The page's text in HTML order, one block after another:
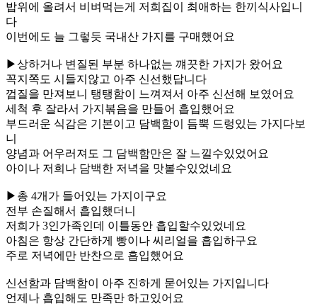
밥위에 올려서 비벼먹는게 저희집이 최애하는 한끼식사입니
다
이번에도 늘 그렇듯 국내산 가지를 구매했어요
▶상하거나 변질된 부분 하나없는 꺠끗한 가지가 왔어요
꼭지쪽도 시들지않고 아주 신선했답니다
껍질을 만져보니 탱탱함이 느껴져서 아주 신선해 보였어요
세척 후 잘라서 가지볶음을 만들어 흡입했어요
부드러운 식감은 기본이고 담백함이 듬뿍 드렁있는 가지다보
니
양념과 어우러져도 그 담백함만은 잘 느낄수있었어요
아이나 저희나 담백한 저녁을 맛볼수있었네요
▶총 4개가 들어있는 가지이구요
전부 손질해서 흡입했더니
저희가 3인가족인데 이틀동안 흡입할수있었네요
아침은 항상 간단하게 빵이나 씨리얼을 흡입하구요
주로 저녁에만 반찬으로 흡입했어요
신선함과 담백함이 아주 진하게 묻어있는 가지입니다
언제나 흡입해도 만족만 하고있어요